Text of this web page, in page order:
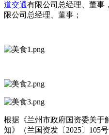
道交通有限公司总经理、董事
限公司总经理、董事；
根据《兰州市政府国资委关于
知》（兰国资发〔2025〕105